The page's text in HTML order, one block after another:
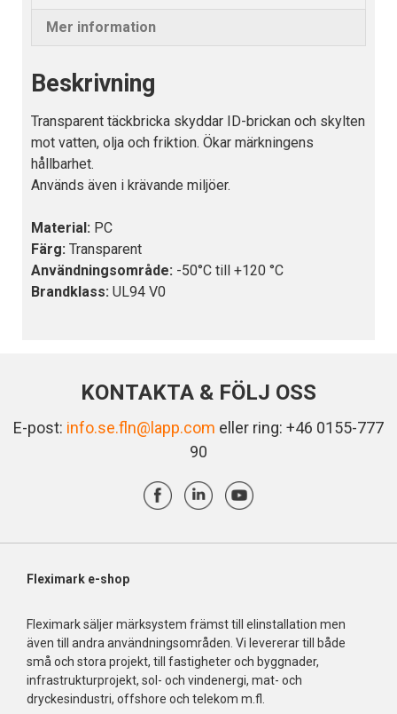
Mer information
Beskrivning
Transparent täckbricka skyddar ID-brickan och skylten
mot vatten, olja och friktion. Ökar märkningens
hållbarhet.
Används även i krävande miljöer.
Material: PC
Färg: Transparent
Användningsområde: -50°C till +120 °C
Brandklass: UL94 V0
KONTAKTA & FÖLJ OSS
E-post: info.se.fln@lapp.com eller ring: +46 0155-777
90
Fleximark e-shop
Fleximark säljer märksystem främst till elinstallation men
även till andra användningsområden. Vi levererar till både
små och stora projekt, till fastigheter och byggnader,
infrastrukturprojekt, sol- och vindenergi, mat- och
dryckesindustri, offshore och telekom m.fl.